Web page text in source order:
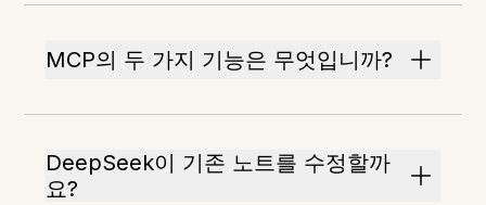
MCP의 두 가지 기능은 무엇입니까?
DeepSeek이 기존 노트를 수정할까
요?